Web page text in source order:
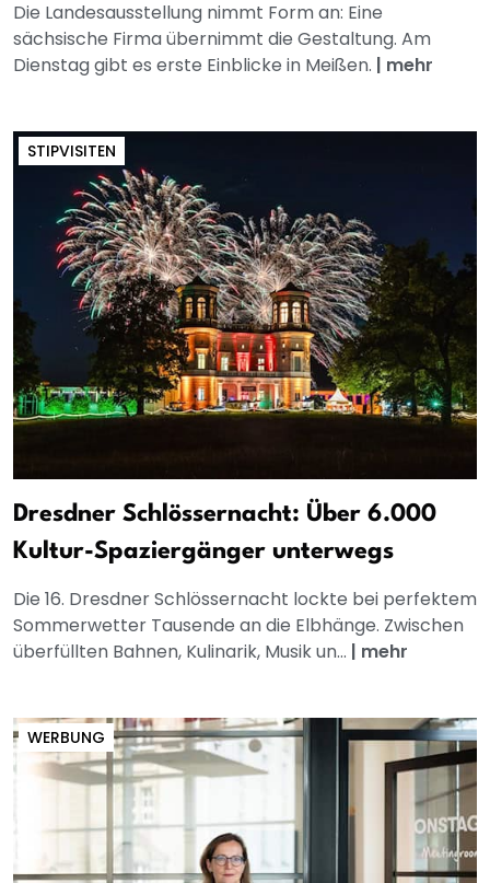
Die Landesausstellung nimmt Form an: Eine
sächsische Firma übernimmt die Gestaltung. Am
Dienstag gibt es erste Einblicke in Meißen. | mehr
STIPVISITEN
Dresdner Schlössernacht: Über 6.000
Kultur-Spaziergänger unterwegs
Die 16. Dresdner Schlössernacht lockte bei perfektem
Sommerwetter Tausende an die Elbhänge. Zwischen
überfüllten Bahnen, Kulinarik, Musik un... | mehr
WERBUNG